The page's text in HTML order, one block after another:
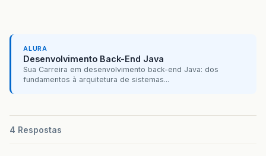
ALURA
Desenvolvimento Back-End Java
Sua Carreira em desenvolvimento back-end Java: dos
fundamentos à arquitetura de sistemas...
4 Respostas